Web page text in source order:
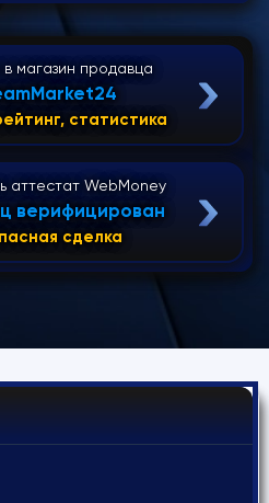
в магазин продавца
статистика
аттестат WebMoney
верифицирован
сделка